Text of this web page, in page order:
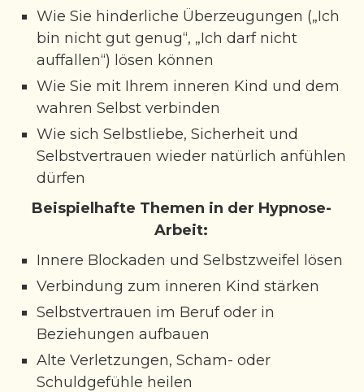
Wie Sie hinderliche Überzeugungen („Ich
bin nicht gut genug“, „Ich darf nicht
auffallen“) lösen können
Wie Sie mit Ihrem inneren Kind und dem
wahren Selbst verbinden
Wie sich Selbstliebe, Sicherheit und
Selbstvertrauen wieder natürlich anfühlen
dürfen
Beispielhafte Themen in der Hypnose-
Arbeit:
Innere Blockaden und Selbstzweifel lösen
Verbindung zum inneren Kind stärken
Selbstvertrauen im Beruf oder in
Beziehungen aufbauen
Alte Verletzungen, Scham- oder
Schuldgefühle heilen